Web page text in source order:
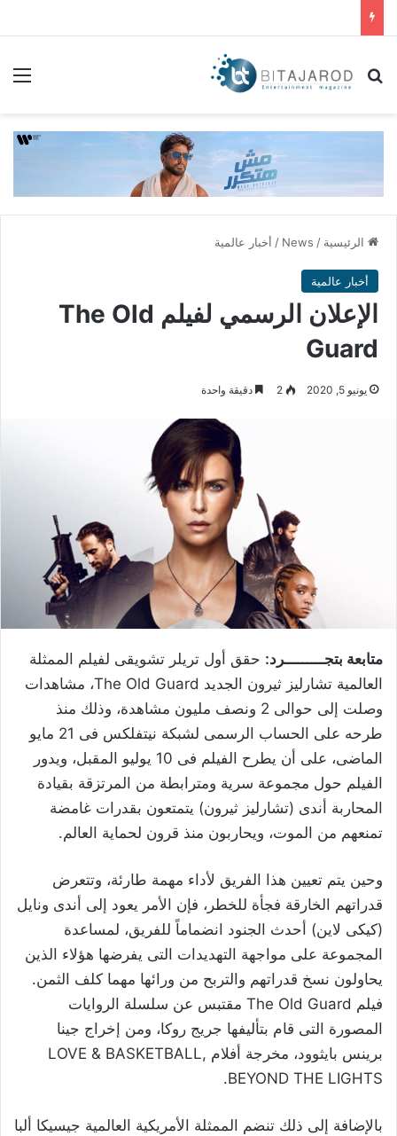
بحث عن
الرئيسية /
News
/ أخبار عالمية
أخبار عالمية
الإعلان الرسمي لفيلم The Old
Guard
يونيو 5, 2020 2 دقيقة واحدة
متابعة بتجـــــــــرد: حقق أول تريلر تشويقى لفيلم الممثلة
العالمية تشارليز ثيرون الجديد The Old Guard، مشاهدات
وصلت إلى حوالى 2 ونصف مليون مشاهدة، وذلك منذ
طرحه على الحساب الرسمى لشبكة نيتفلكس فى 21 مايو
الماضى، على أن يطرح الفيلم فى 10 يوليو المقبل، ويدور
الفيلم حول مجموعة سرية ومترابطة من المرتزقة بقيادة
المحاربة أندى (تشارليز ثيرون) يتمتعون بقدرات غامضة
تمنعهم من الموت، ويحاربون منذ قرون لحماية العالم.
وحين يتم تعيين هذا الفريق لأداء مهمة طارئة، وتتعرض
قدراتهم الخارقة فجأة للخطر، فإن الأمر يعود إلى أندى ونايل
(كيكى لاين) أحدث الجنود انضماماً للفريق، لمساعدة
المجموعة على مواجهة التهديدات التى يفرضها هؤلاء الذين
يحاولون نسخ قدراتهم والتربح من ورائها مهما كلف الثمن.
فيلم The Old Guard مقتبس عن سلسلة الروايات
المصورة التى قام بتأليفها جريج روكا، ومن إخراج جينا
برينس بايثوود، مخرجة أفلام LOVE & BASKETBALL,
BEYOND THE LIGHTS.
بالإضافة إلى ذلك تنضم الممثلة الأمريكية العالمية جيسيكا ألبا